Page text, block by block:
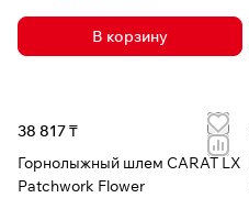
В корзину
38 817 ₸
Горнолыжный шлем CARAT LX
Patchwork Flower